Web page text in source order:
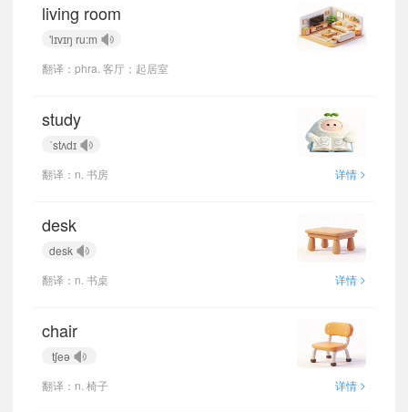
living room
'lɪvɪŋ ru:m
翻译：phra. 客厅；起居室
study
ˈstʌdɪ
翻译：n. 书房
详情 >
desk
desk
翻译：n. 书桌
详情 >
chair
tʃeə
翻译：n. 椅子
详情 >